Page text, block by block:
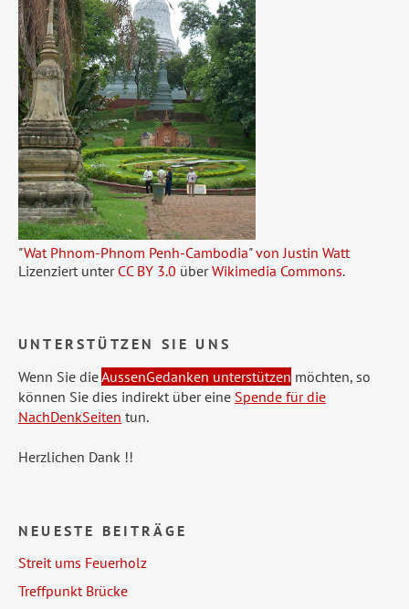
"Wat Phnom-Phnom Penh-Cambodia"von Justin Watt
Lizenziert unter CC BY 3.0 überWikimedia Commons.
UNTERSTÜTZEN SIE UNS
Wenn Sie dieAussenGedanken unterstützen möchten, so
können Sie dies indirekt über eine Spende für die
NachDenkSeiten tun.
Herzlichen Dank !!
NEUESTE BEITRÄGE
Streit ums Feuerholz
Treffpunkt Brücke